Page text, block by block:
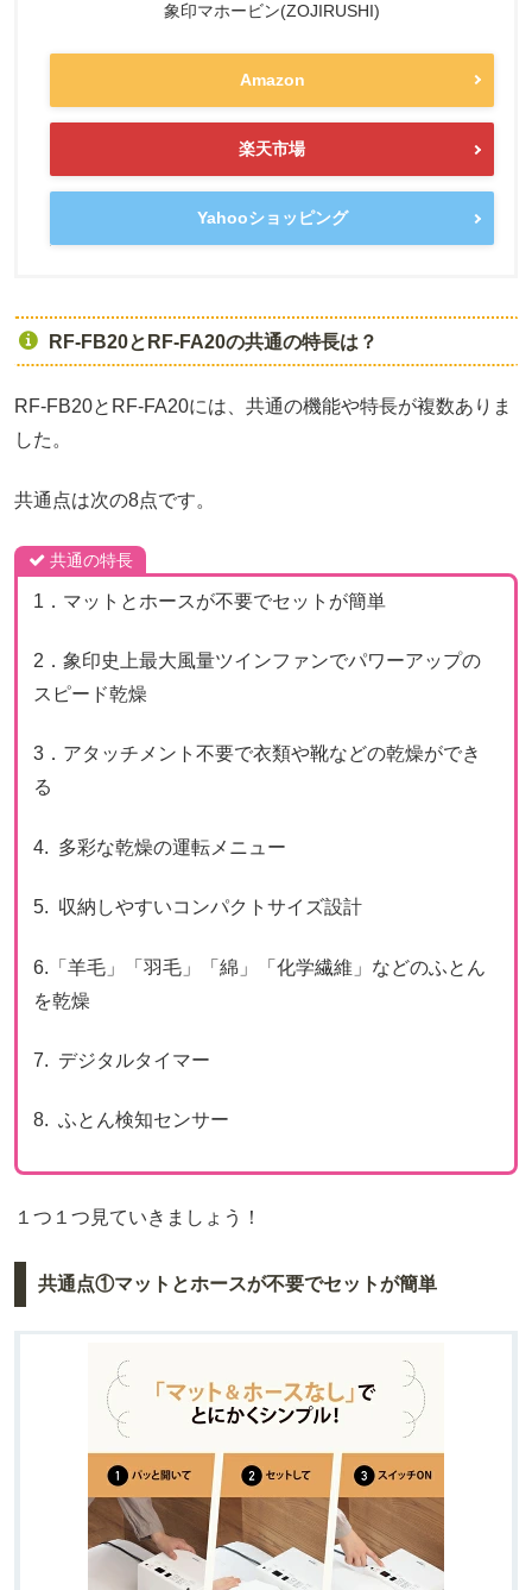
象印マホービン(ZOJIRUSHI)
Amazon
楽天市場
Yahooショッピング
RF-FB20とRF-FA20の共通の特長は？
RF-FB20とRF-FA20には、共通の機能や特長が複数ありま
した。
共通点は次の8点です。
共通の特長
1．マットとホースが不要でセットが簡単
2．象印史上最大風量ツインファンでパワーアップの
スピード乾燥
3．アタッチメント不要で衣類や靴などの乾燥ができ
る
4. 多彩な乾燥の運転メニュー
5. 収納しやすいコンパクトサイズ設計
6.「羊毛」「羽毛」「綿」「化学繊維」などのふとん
を乾燥
7. デジタルタイマー
8. ふとん検知センサー
１つ１つ見ていきましょう！
共通点①マットとホースが不要でセットが簡単